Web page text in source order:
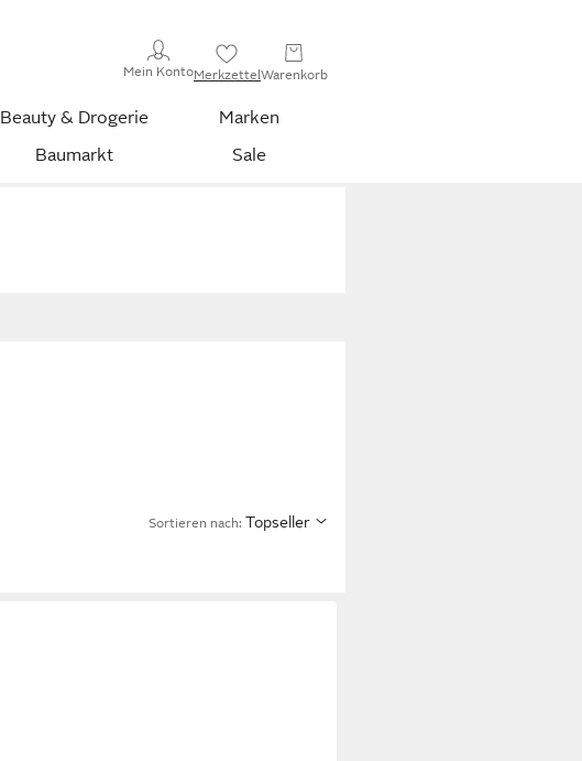
Mein KontoMerkzettelWarenkorb
Beauty & Drogerie
Marken
Baumarkt Sale
Sortieren nach: Topseller